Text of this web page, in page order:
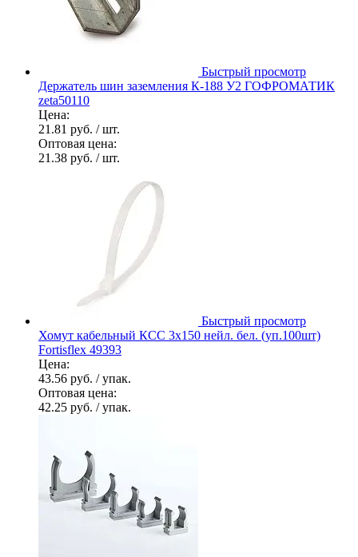
Быстрый просмотр
Держатель шин заземления К-188 У2 ГОФРОМАТИК
zeta50110
Цена:
21.81 руб. / шт.
Оптовая цена:
21.38 руб. / шт.
Быстрый просмотр
Хомут кабельный КСС 3х150 нейл. бел. (уп.100шт)
Fortisflex 49393
Цена:
43.56 руб. / упак.
Оптовая цена:
42.25 руб. / упак.